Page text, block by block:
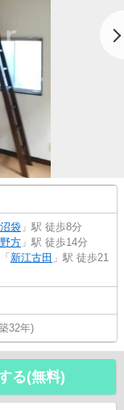
沼袋 」駅 徒歩8分
野方 」駅 徒歩14分
「 新江古田 」駅 徒歩21
32年)
る(無料)